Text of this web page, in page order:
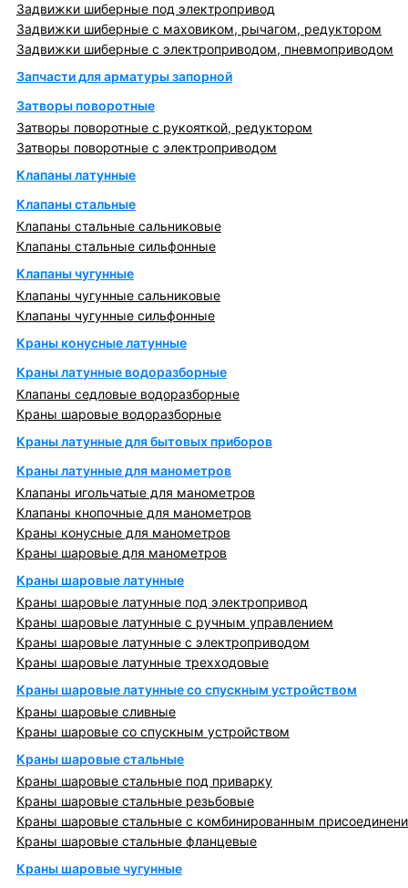
Задвижки шиберные под электропривод
Задвижки шиберные с маховиком, рычагом, редуктором
Задвижки шиберные с электроприводом, пневмоприводом
Запчасти для арматуры запорной
Затворы поворотные
Затворы поворотные с рукояткой, редуктором
Затворы поворотные с электроприводом
Клапаны латунные
Клапаны стальные
Клапаны стальные сальниковые
Клапаны стальные сильфонные
Клапаны чугунные
Клапаны чугунные сальниковые
Клапаны чугунные сильфонные
Краны конусные латунные
Краны латунные водоразборные
Клапаны седловые водоразборные
Краны шаровые водоразборные
Краны латунные для бытовых приборов
Краны латунные для манометров
Клапаны игольчатые для манометров
Клапаны кнопочные для манометров
Краны конусные для манометров
Краны шаровые для манометров
Краны шаровые латунные
Краны шаровые латунные под электропривод
Краны шаровые латунные с ручным управлением
Краны шаровые латунные с электроприводом
Краны шаровые латунные трехходовые
Краны шаровые латунные со спускным устройством
Краны шаровые сливные
Краны шаровые со спускным устройством
Краны шаровые стальные
Краны шаровые стальные под приварку
Краны шаровые стальные резьбовые
Краны шаровые стальные с комбинированным
Краны шаровые стальные фланцевые
Краны шаровые чугунные